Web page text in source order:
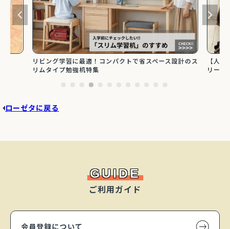
リビング学習に最適！コンパクトで省スペース設計のス
リムタイプ勉強机特集
【人
リーズ
ローゼタに戻る
GUIDE
ご利用ガイド
会員登録について